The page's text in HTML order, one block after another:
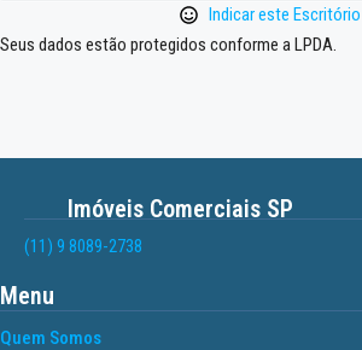
Indicar este Escritório
Seus dados estão protegidos conforme a LPDA.
Imóveis Comerciais SP
(11) 9 8089-2738
Menu
Quem Somos